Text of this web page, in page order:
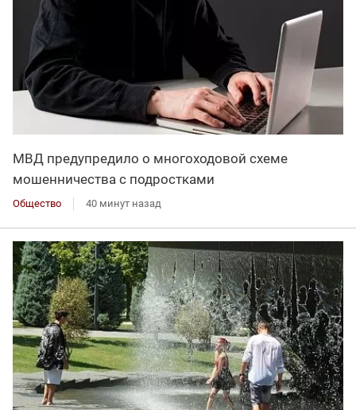
МВД предупредило о многоходовой схеме
мошенничества с подростками
Общество 40 минут назад